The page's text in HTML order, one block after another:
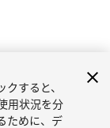
すると、
用状況を分
ために、デ